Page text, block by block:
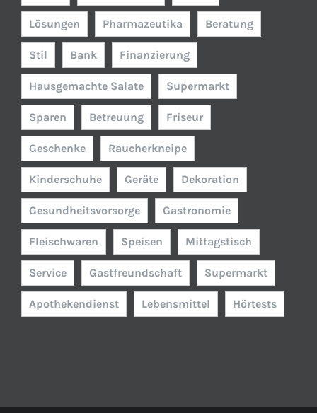
Lösungen Pharmazeutika Beratung
Stil Bank Finanzierung
Hausgemachte Salate Supermarkt
Sparen Betreuung Friseur
Geschenke Raucherkneipe
Kinderschuhe Geräte Dekoration
Gesundheitsvorsorge Gastronomie
Fleischwaren Speisen Mittagstisch
Service Gastfreundschaft Supermarkt
Apothekendienst Lebensmittel Hörtests